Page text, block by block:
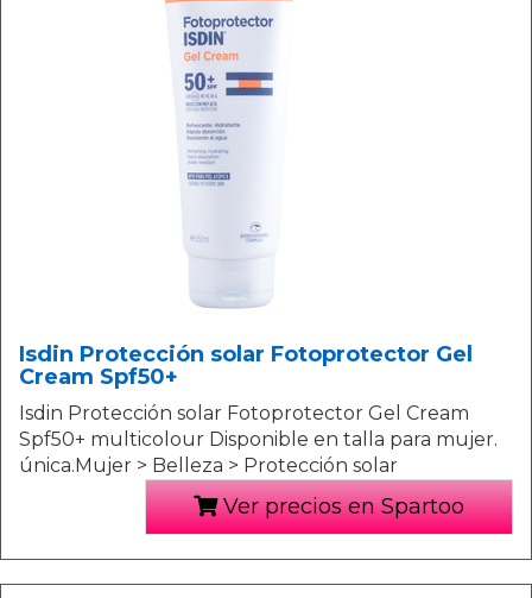
Isdin Protección solar Fotoprotector Gel
Cream Spf50+
Isdin Protección solar Fotoprotector Gel Cream
Spf50+ multicolour Disponible en talla para mujer.
única.Mujer > Belleza > Protección solar
Ver precios en Spartoo